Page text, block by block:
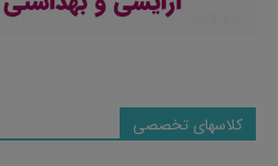
کلاسهای تخصصی